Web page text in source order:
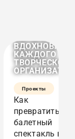
ВДОХНОВИТ
КАЖДОГО
ТВОРЧЕСКОГО
Проекты
Как
превратить
балетный
спектакль в